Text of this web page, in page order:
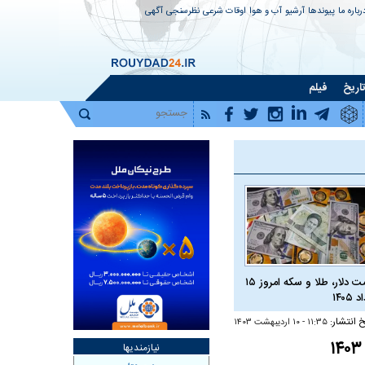
ما پیوندها آرشیو آب و هوا اوقات شرعی نظرسنجی آگهی
تاریخ فیلم
قیمت دلار، طلا و سکه امروز ۱۵
انتشار: ۱۱:۳۵ - ۱۰ ارديبهشت ۱۴۰۳
نیازمندیها